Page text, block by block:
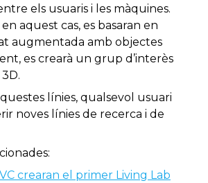
els usuaris i les màquines.
aquest cas, es basaran en
augmentada amb objectes
es crearà un grup d’interès
3D.
línies, qualsevol usuari
noves línies de recerca i de
crearan el primer Living Lab